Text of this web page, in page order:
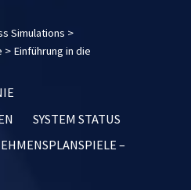
Simulations >
> Einführung in die
SYSTEM STATUS
–